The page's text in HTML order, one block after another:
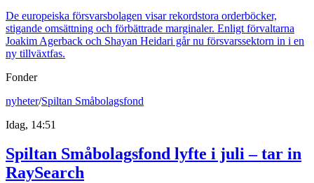
De europeiska försvarsbolagen visar rekordstora orderböcker,
stigande omsättning och förbättrade marginaler. Enligt förvaltarna
Joakim Agerback och Shayan Heidari går nu försvarssektorn in i en
ny tillväxtfas.
Fonder
nyheter/Spiltan Småbolagsfond
Idag, 14:51
Spiltan Småbolagsfond lyfte i juli – tar in
RaySearch